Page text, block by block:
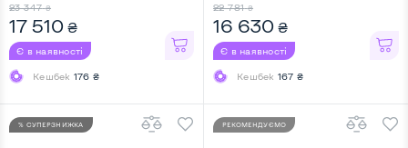
Touchscreen, Key Light, Screen
360
23 347 ₴
17 510 ₴
Є в наявності
Кешбек 176 ₴
Touchscreen, Key Light, Screen
360
22 781 ₴
16 630 ₴
Є в наявності
Кешбек 167 ₴
% СУПЕРЗНИЖКА РЕКОМЕНДУЄМО